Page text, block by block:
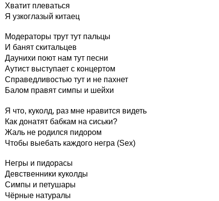
Хватит плеваться
Я узкоглазый китаец
Модераторы трут тут пальцы
И банят скитальцев
Даунихи поют нам тут песни
Аутист выступает с концертом
Справедливостью тут и не пахнет
Балом правят симпы и шейхи
Я что, куколд, раз мне нравится видеть
Как донатят бабкам на сиськи?
Жаль не родился пидором
Чтобы выебать каждого негра (Sex)
Негры и пидорасы
Девственники куколды
Симпы и петушары
Чёрные натуралы